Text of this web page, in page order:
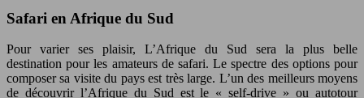
Safari en Afrique du Sud
Pour varier ses plaisir, L’Afrique du Sud sera la plus belle
destination pour les amateurs de safari. Le spectre des options pour
composer sa visite du pays est très large. L’un des meilleurs moyens
de découvrir l’Afrique du Sud est le « self-drive » ou autotour